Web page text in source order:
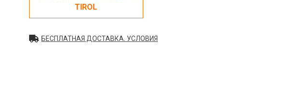
TIROL
БЕСПЛАТНАЯ ДОСТАВКА. УСЛОВИЯ